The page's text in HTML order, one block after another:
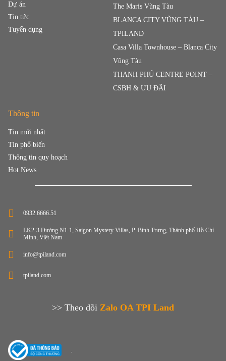
Dự án
Tin tức
Tuyển dụng
The Maris Vũng Tàu
BLANCA CITY VŨNG TÀU –
TPILAND
Casa Villa Townhouse – Blanca City
Vũng Tàu
THANH PHÚ CENTRE POINT –
CSBH & ƯU ĐÃI
Thông tin
Tin mới nhất
Tin phổ biến
Thông tin quy hoạch
Hot News
0932.6666.51
LK2-3 Đường N1-1, Saigon Mystery Villas, P. Bình Trưng, Thành phố Hồ Chí
Minh, Việt Nam
info@tpiland.com
tpiland.com
>> Theo dõi Zalo OA TPI Land